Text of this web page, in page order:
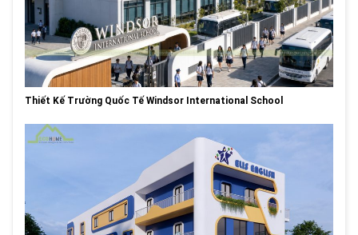
Thiết Kế Trường Quốc Tế Windsor International School